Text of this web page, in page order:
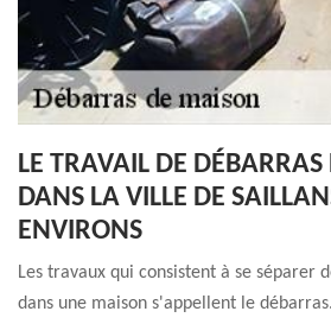
LE TRAVAIL DE
DANS LA VILLE DE
ENVIRONS
Les travaux qui consistent à se séparer
dans une maison s'appellent le